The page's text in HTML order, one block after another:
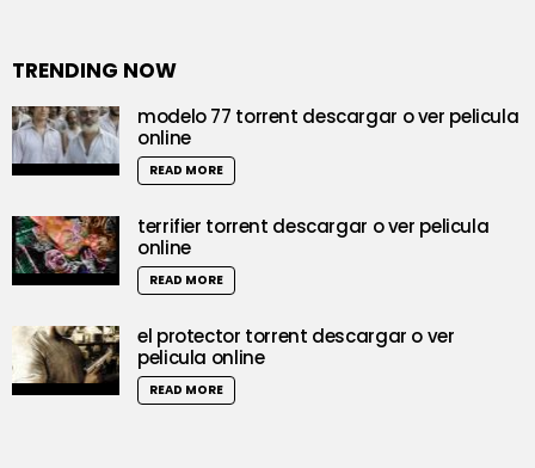
TRENDING NOW
modelo 77 torrent descargar o ver pelicula
online
READ MORE
terrifier torrent descargar o ver pelicula
online
READ MORE
el protector torrent descargar o ver
pelicula online
READ MORE